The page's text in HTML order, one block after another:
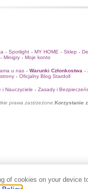
• Spotlight • MY HOME • Sklep •
• Minigry • Moje konto
u nas • Warunki Członkostwa •
• Oficjalny Blog Stardoll
i Nauczyciele • Zasady i
prawa zastrzeżone. Korzystanie
of cookies on your device